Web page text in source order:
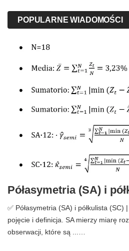
POPULARNE WIADOMOŚCI
Półasymetria (SA) i
✅ Półasymetria (SA) i półkulista (SC)
pojęcie i definicja. SA mierzy miarę
obserwacji, które są ...…